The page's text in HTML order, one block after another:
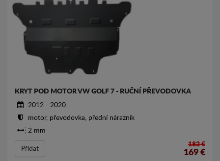
KRYT POD MOTOR VW GOLF 7 - RUČNÍ PŘEVODOVKA
2012 - 2020
motor, převodovka, přední nárazník
2 mm
Přídat
182 €
169 €